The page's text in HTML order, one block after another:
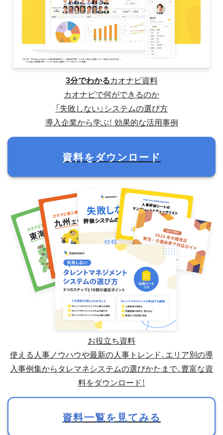
3分でわかるカオナビ資料
カオナビで何ができるのか
「失敗しない」システムの選び方
導入企業から学ぶ！ 効果的な活用事例
資料をダウンロード
お役立ち資料
使える人事ノウハウや最新の人事トレンド、エリア別の導
入事例集からタレマネシステムの選びかたまで、豊富な資
料をダウンロード！
資料一覧を見てみる